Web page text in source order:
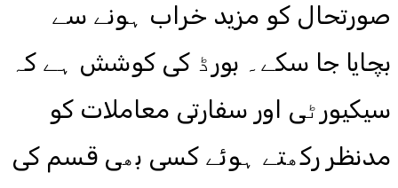
صورتحال کو مزید خراب ہونے سے
بچایا جا سکے۔ بورڈ کی کوشش ہے کہ
سیکیورٹی اور سفارتی معاملات کو
مدنظر رکھتے ہوئے کسی بھی قسم کی